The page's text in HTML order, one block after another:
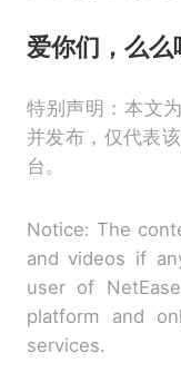
爱你们，么么
特别声明：本文
并发布，仅代表
台。
Notice: The
and videos if
user of
platform and
services.